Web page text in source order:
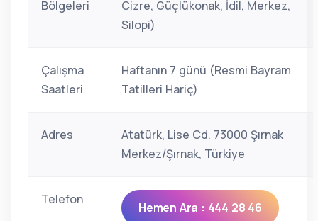
Bölgeleri
Cizre, Güçlükonak, İdil, Merkez,
Silopi)
Çalışma
Saatleri
Haftanın 7 günü (Resmi Bayram
Tatilleri Hariç)
Adres
Atatürk, Lise Cd. 73000 Şırnak
Merkez/Şırnak, Türkiye
Telefon
Hemen Ara : 444 28 46